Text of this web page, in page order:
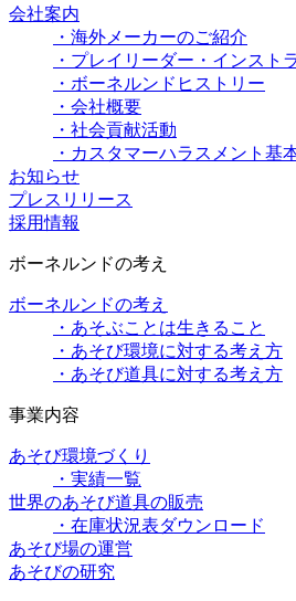
会社案内
・海外メーカーのご紹介
・プレイリーダー・インスト
・ボーネルンドヒストリー
・会社概要
・社会貢献活動
・カスタマーハラスメント基
お知らせ
プレスリリース
採用情報
ボーネルンドの考え
ボーネルンドの考え
・あそぶことは生きること
・あそび環境に対する考え方
・あそび道具に対する考え方
事業内容
あそび環境づくり
・実績一覧
世界のあそび道具の販売
・在庫状況表ダウンロード
あそび場の運営
あそびの研究